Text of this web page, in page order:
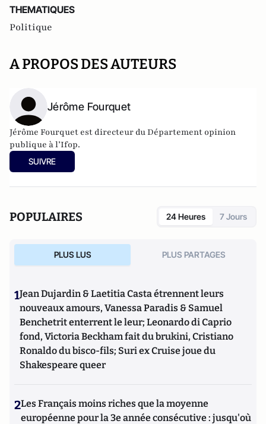
THEMATIQUES
Politique
A PROPOS DES AUTEURS
Jérôme Fourquet
Jérôme Fourquet est directeur du Département opinion
publique à l’Ifop.
SUIVRE
POPULAIRES 24 Heures 7 Jours
PLUS LUS PLUS PARTAGES
1Jean Dujardin & Laetitia Casta étrennent leurs
nouveaux amours, Vanessa Paradis & Samuel
Benchetrit enterrent le leur; Leonardo di Caprio
fond, Victoria Beckham fait du brukini, Cristiano
Ronaldo du bisco-fils; Suri ex Cruise joue du
Shakespeare queer
2Les Français moins riches que la moyenne
européenne pour la 3e année consécutive : jusqu'où